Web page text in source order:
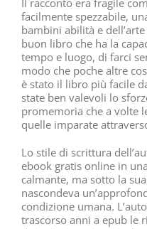
facilmente spezzabile,
bambini abilità e dell’arte
buon libro che ha la
tempo e luogo, di farci
modo che poche altre
è stato il libro più facile
state ben valevoli lo
promemoria che a volte
quelle imparate
Lo stile di scrittura
ebook gratis online in
calmante, ma sotto la
nascondeva
condizione umana.
trascorso anni a epub le